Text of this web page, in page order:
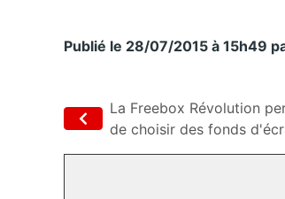
Publié le 28/07/2015 à 15h49
La Freebox Révolution
de choisir des fonds